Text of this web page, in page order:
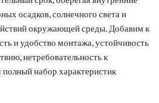
осадков, солнечного света и
окружающей среды. Добавим к
и удобство монтажа, устойчивость
нетребовательность к
набор характеристик